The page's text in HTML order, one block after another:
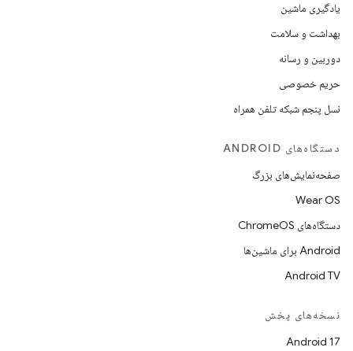
یادگیری ماشین
بهداشت و سلامت
دوربین و رسانه
حریم خصوصی
نسل پنجم شبکه تلفن همراه
دستگاه‌های ANDROID
صفحه‌نمایش‌های بزرگ
Wear OS
دستگاه‌های ChromeOS
Android برای ماشین‌ها
Android TV
نسخه‌های پخش
Android 17